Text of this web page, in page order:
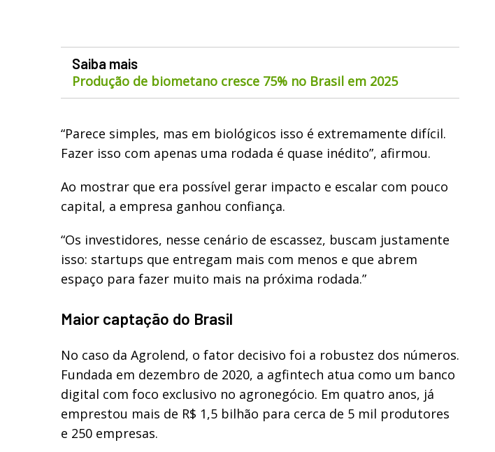
Saiba mais
Produção de biometano cresce 75% no Brasil em 2025
“Parece simples, mas em biológicos isso é extremamente difícil.
Fazer isso com apenas uma rodada é quase inédito”, afirmou.
Ao mostrar que era possível gerar impacto e escalar com pouco
capital, a empresa ganhou confiança.
“Os investidores, nesse cenário de escassez, buscam justamente
isso: startups que entregam mais com menos e que abrem
espaço para fazer muito mais na próxima rodada.”
Maior captação do Brasil
No caso da Agrolend, o fator decisivo foi a robustez dos números.
Fundada em dezembro de 2020, a agfintech atua como um banco
digital com foco exclusivo no agronegócio. Em quatro anos, já
emprestou mais de R$ 1,5 bilhão para cerca de 5 mil produtores
e 250 empresas.